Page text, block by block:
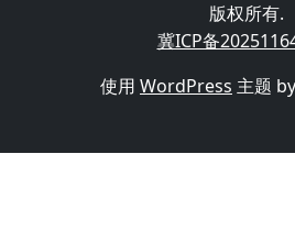
版权所有.
冀ICP备
使用 WordPress 主题 by